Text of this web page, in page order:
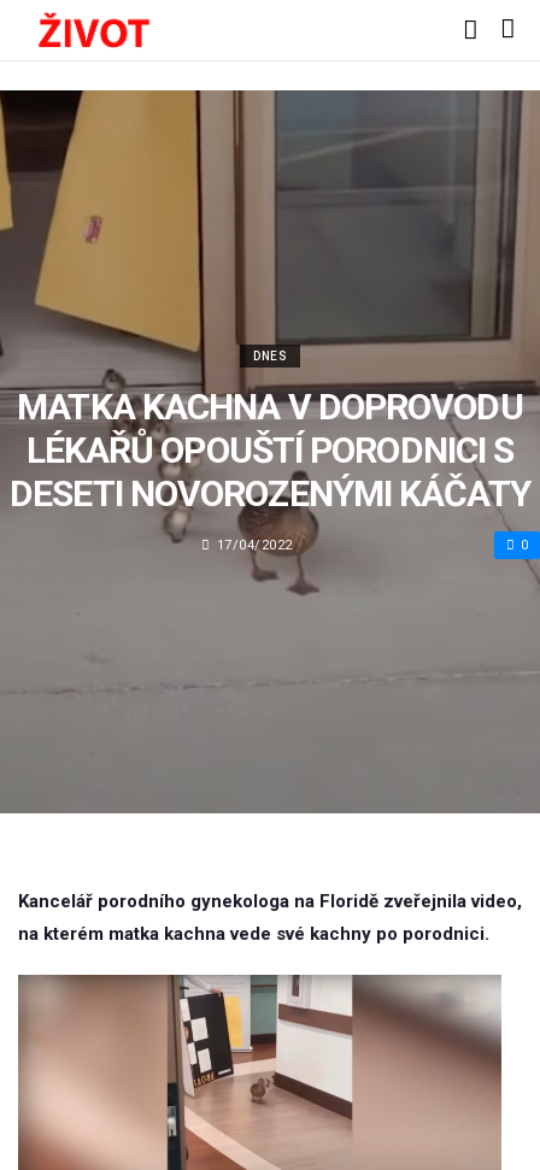
DNES
MATKA KACHNA V DOPROVODU
LÉKAŘŮ OPOUŠTÍ PORODNICI S
DESETI NOVOROZENÝMI KÁČATY
17/04/2022 0
Kancelář porodního gynekologa na Floridě zveřejnila video,
na kterém matka kachna vede své kachny po porodnici.